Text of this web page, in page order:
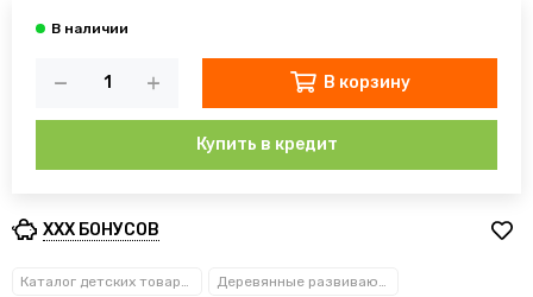
В корзину
Купить в кредит
XXX БОНУСОВ
Каталог детских товаров Деревянные развивающие игрушки